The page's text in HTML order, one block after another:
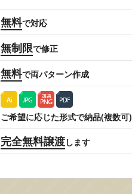
無料で対応
無制限で修正
無料で両パターン作成
ご希望に応じた形式で納品(複数可)
完全無料譲渡します